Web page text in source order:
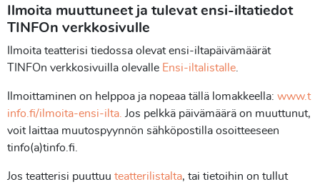
Ilmoita muuttuneet ja tulevat ensi-iltatiedot
TINFOn verkkosivulle
Ilmoita teatterisi tiedossa olevat ensi-iltapäivämäärät
TINFOn verkkosivuilla olevalle Ensi-iltalistalle
Ilmoittaminen on helppoa ja nopeaa tällä lomakkeella: www.t
info.fi/ilmoita-ensi-ilta. Jos pelkkä päivämäärä on muuttunut,
voit laittaa muutospyynnön sähköpostilla osoitteeseen
tinfo(a)tinfo.fi.
Jos teatterisi puuttuu teatterilistalta, tai tietoihin on tullut